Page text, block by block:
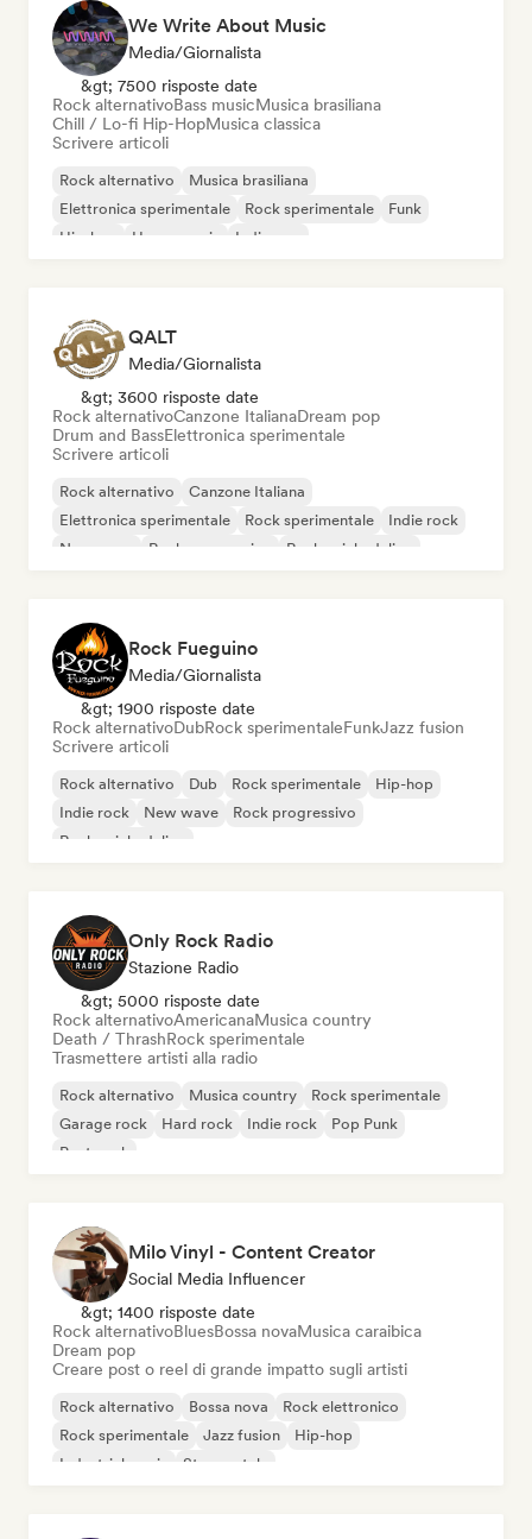
We Write About Music
Media/Giornalista
&gt; 7500 risposte date
Rock alternativoBass musicMusica brasiliana
Chill / Lo-fi Hip-HopMusica classica
Scrivere articoli
Rock alternativo
Musica brasiliana
Elettronica sperimentale
Rock sperimentale
Funk
Hip-hop
House music Indie pop
QALT
Media/Giornalista
&gt; 3600 risposte date
Rock alternativoCanzone ItalianaDream pop
Drum and BassElettronica sperimentale
Scrivere articoli
Rock alternativo
Canzone Italiana
Elettronica sperimentale
Rock sperimentale
Indie rock
New wave
Rock progressivo Rock psichedelico
Rock Fueguino
Media/Giornalista
&gt; 1900 risposte date
Rock alternativoDubRock sperimentaleFunkJazz fusion
Scrivere articoli
Rock alternativo Dub Rock sperimentale
Hip-hop
Indie rock
New wave
Rock progressivo
Rock psichedelico
Only Rock Radio
Stazione Radio
&gt; 5000 risposte date
Rock alternativoAmericanaMusica country
Death / ThrashRock sperimentale
Trasmettere artisti alla radio
Rock alternativo Musica country
Rock sperimentale
Garage rock
Hard rock Indie rock
Pop Punk
Post punk
Milo Vinyl - Content Creator
Social Media Influencer
&gt; 1400 risposte date
Rock alternativoBluesBossa novaMusica caraibica
Dream pop
Creare post o reel di grande impatto sugli artisti
Rock alternativo Bossa nova
Rock elettronico
Rock sperimentale
Jazz fusion
Hip-hop
Industrial music
Strumentale